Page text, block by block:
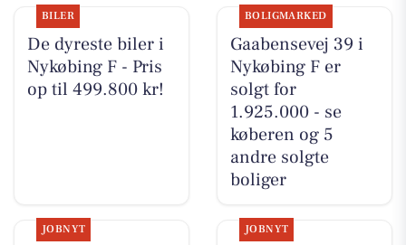
BILER
De dyreste biler i
Nykøbing F - Pris
op til 499.800 kr!
BOLIGMARKED
Gaabensevej 39 i
Nykøbing F er
solgt for
1.925.000 - se
køberen og 5
andre solgte
boliger
JOBNYT JOBNYT